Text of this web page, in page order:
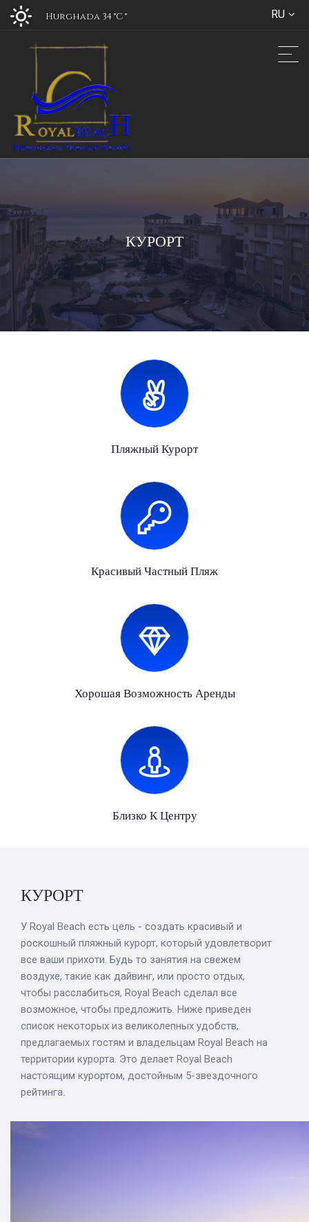
Hurghada 34 °C° RU
КУРОРТ
Пляжный Курорт
Красивый Частный Пляж
Хорошая Возможность Аренды
Близко К Центру
КУРОРТ
У Royal Beach есть цель - создать красивый и
роскошный пляжный курорт, который удовлетворит
все ваши прихоти. Будь то занятия на свежем
воздухе, такие как дайвинг, или просто отдых,
чтобы расслабиться, Royal Beach сделал все
возможное, чтобы предложить. Ниже приведен
список некоторых из великолепных удобств,
предлагаемых гостям и владельцам Royal Beach на
территории курорта. Это делает Royal Beach
настоящим курортом, достойным 5-звездочного
рейтинга.